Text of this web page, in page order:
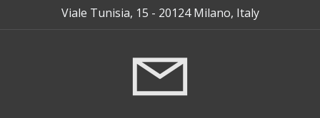
Viale Tunisia, 15 - 20124 Milano, Italy